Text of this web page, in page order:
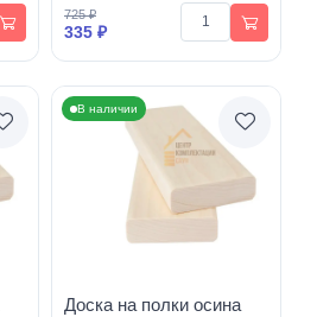
725 ₽
335 ₽
В наличии
Доска на полки осина